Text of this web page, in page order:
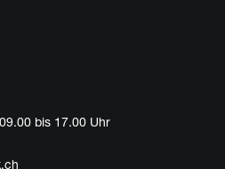
bis 17.00 Uhr